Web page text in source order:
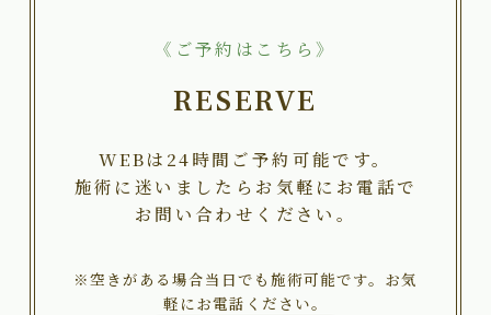
《ご予約はこちら》
RESERVE
WEBは24時間ご予約可能です。
施術に迷いましたらお気軽にお電話で
お問い合わせください。
※空きがある場合当日でも施術可能です。お気
軽にお電話ください。